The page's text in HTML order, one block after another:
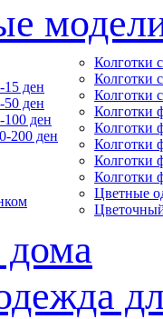
ден
ден
ден
200 ден
Колготки
Колготки
Колготки
Колготки
Колготки
Колготки
Колготки
Колготки
Цветные